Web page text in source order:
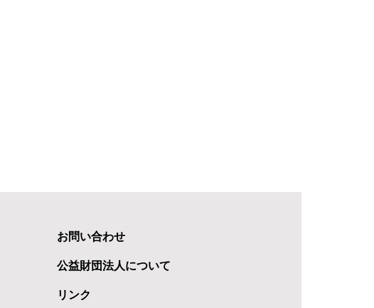
お問い合わせ
公益財団法人について
リンク